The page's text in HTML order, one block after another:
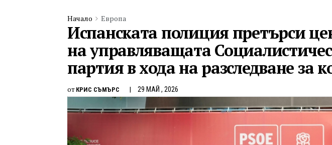
Начало Европа
Испанската полиция претърси
на управляващата
партия в хода на разследване за
от КРИС СЪМЪРС 29 МАЙ , 2026